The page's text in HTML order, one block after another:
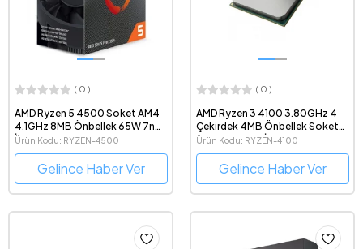
( 0 )
AMD Ryzen 5 4500 Soket AM4
4.1GHz 8MB Önbellek 65W 7nm
İşlemci
Ürün Kodu: RYZEN-4500
Gelince Haber Ver
( 0 )
AMD Ryzen 3 4100 3.80GHz 4
Çekirdek 4MB Önbellek Soket
AM4 7nm Tray İşlemci
Ürün Kodu: RYZEN-4100
Gelince Haber Ver